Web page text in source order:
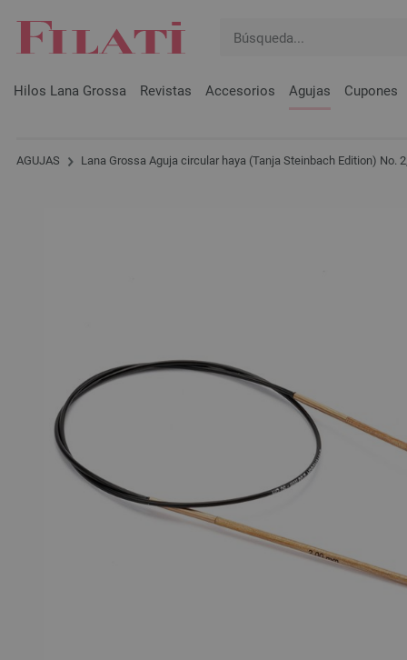
Hilos Lana Grossa Revistas Accesorios Agujas Cupones
AGUJAS Lana Grossa Aguja circular haya (Tanja Steinbach Edition) No.